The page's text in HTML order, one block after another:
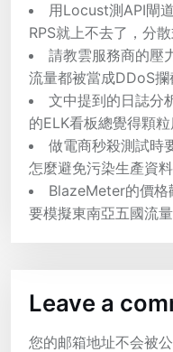
用Locust測API閘
RPS就上不去了，分
請教雲服務商的壓
流量都被當成DDoS攔
文中提到的日誌分
的ELK看板總覺得顆
做電商秒殺測試時
怎麼避免污染生產資
BlazeMeter的價
要模擬東南亞五國流量
Leave a
您的邮箱地址不会被公